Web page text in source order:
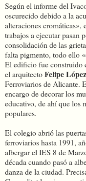
Según el informe del
oscurecido debido a la
alteraciones
trabajos a ejecutar pasan
consolidación de las
falta pigmento, todo ello
El edificio fue construido
el arquitectoFelipe
Ferroviarios de Alicante.
encargo de decorar los
educativo, de ahí que los
populares.
El colegio abrió las
ferroviarios hasta 1991,
albergar el IES 8 de
década cuando pasó a
danza de la ciudad.